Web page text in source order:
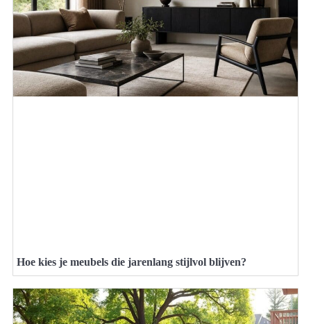
Hoe kies je meubels die jarenlang stijlvol blijven?